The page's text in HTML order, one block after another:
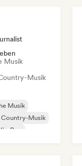
Musik
Musik
Musik
Country-Musik
Pop